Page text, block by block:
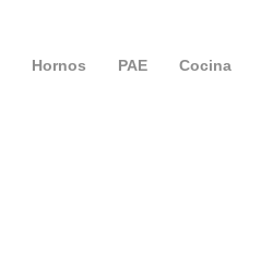
Hornos PAE Cocina